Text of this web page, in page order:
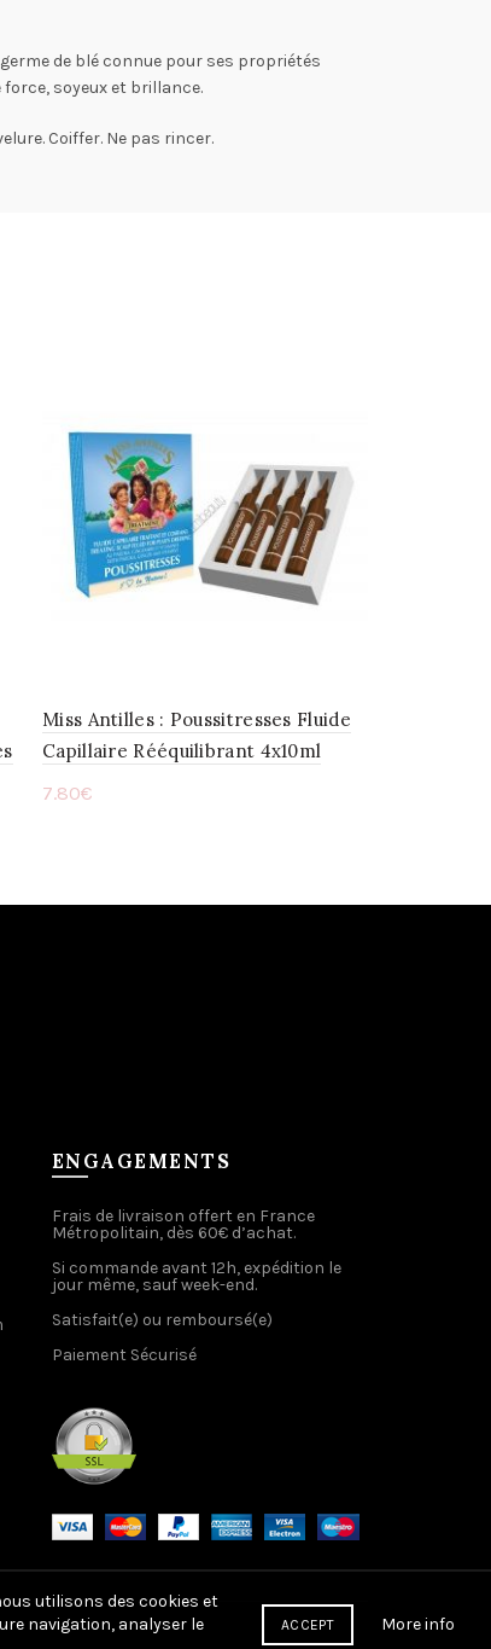
de blé connue pour ses propriétés
soyeux et brillance.
Coiffer. Ne pas rincer.
Miss Antilles : Poussitresses Fluide
Capillaire Rééquilibrant 4x10ml
7.80€
ENGAGEMENTS
Frais de livraison offert en France
Métropolitain, dès 60€ d’achat.
Si commande avant 12h, expédition le
jour même, sauf week-end.
Satisfait(e) ou remboursé(e)
Paiement Sécurisé
utilisons des cookies et
navigation, analyser le
ACCEPT More info